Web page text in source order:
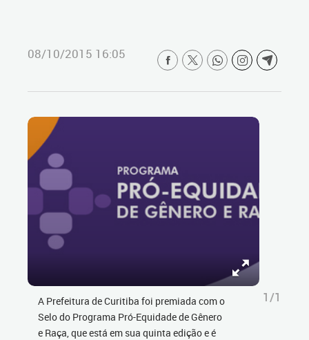
08/10/2015 16:05
A Prefeitura de Curitiba foi premiada com o
Selo do Programa Pró-Equidade de Gênero
e Raça, que está em sua quinta edição e é
1/1